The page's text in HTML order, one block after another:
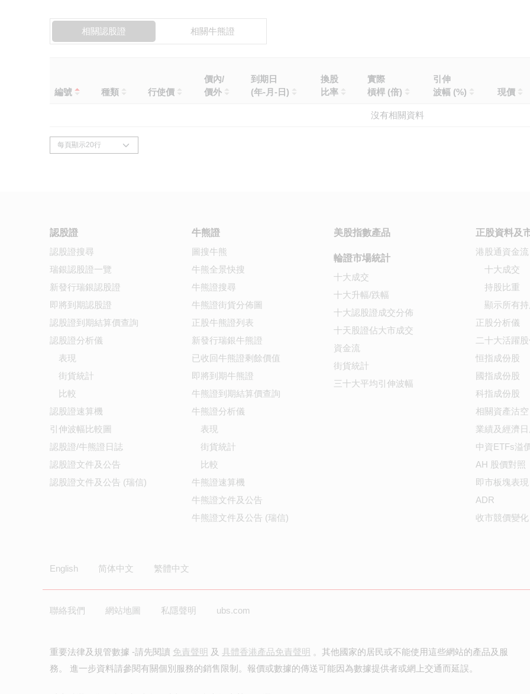
相關認股證 相關牛熊證
編號 種類 行使價
價內/
價外
到期日
(年-月-日)
換股
比率
實際
槓桿 (倍)
引伸
波幅 (%)
現價
沒有相關資料
認股證
認股證搜尋
瑞銀認股證一覽
新發行瑞銀認股證
即將到期認股證
認股證到期結算價查詢
認股證分析儀
表現
街貨統計
比較
認股證速算機
引伸波幅比較圖
認股證/牛熊證日誌
認股證文件及公告
認股證文件及公告 (瑞信)
牛熊證
圖搜牛熊
牛熊全景快搜
牛熊證搜尋
牛熊證街貨分佈圖
正股牛熊證列表
新發行瑞銀牛熊證
已收回牛熊證剩餘價值
即將到期牛熊證
牛熊證到期結算價查詢
牛熊證分析儀
表現
街貨統計
比較
牛熊證速算機
牛熊證文件及公告
牛熊證文件及公告 (瑞信)
美股指數產品
輪證市場統計
十大成交
十大升幅/跌幅
十大認股證成交分佈
十天股證佔大市成交
資金流
街貨統計
三十大平均引伸波幅
正股資料及
港股通資金流
十大成交
持股比重
顯示所有
正股分析儀
二十大活躍
恒指成份股
國指成份股
科指成份股
相關資產沽空
業績及經濟
中資ETFs溢
AH 股價對照
即市板塊表現
ADR
收市競價變化
English 简体中文 繁體中文
聯絡我們 網站地圖 私隱聲明 ubs.com
重要法律及規管數據 -請先閱讀 免責聲明 及 具體香港產品免責聲明 。其他國家的居民或不能使用這些網站的產品及服
務。 進一步資料請參閱有關個別服務的銷售限制。報價或數據的傳送可能因為數據提供者或網上交通而延誤。